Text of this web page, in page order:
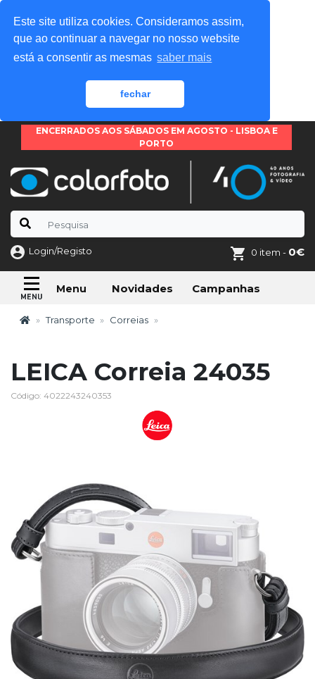
Este site utiliza cookies. Consideramos assim,
que ao continuar a navegar no nosso website
está a consentir as mesmas saber mais
fechar
ENCERRADOS AOS SÁBADOS EM AGOSTO - LISBOA E
PORTO
Login/Registo 0 item - 0€
Menu Novidades Campanhas
Transporte Correias
LEICA Correia 24035
Código: 4022243240353